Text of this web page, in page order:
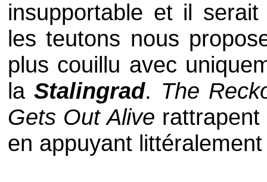
insupportable et il
les teutons nous
plus couillu avec
laStalingrad. The
Gets Out Alive
en appuyant